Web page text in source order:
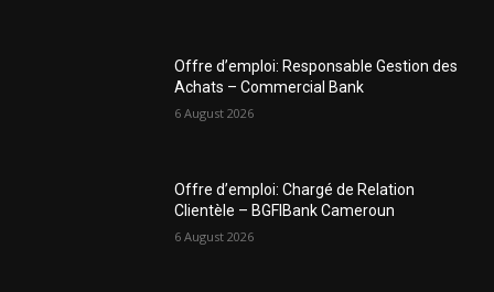
Offre d’emploi: Responsable Gestion des
Achats – Commercial Bank
6 August 2026
Offre d’emploi: Chargé de Relation
Clientèle – BGFIBank Cameroun
6 August 2026